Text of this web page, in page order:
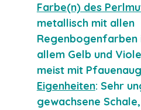
Farbe(n) des
metallisch mit allen
Regenbogenfarben
allem Gelb und
meist mit
Eigenheiten: Sehr
gewachsene